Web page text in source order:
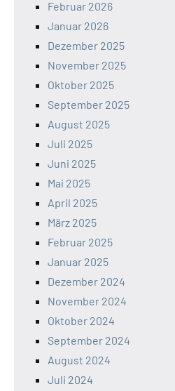
Februar 2026
Januar 2026
Dezember 2025
November 2025
Oktober 2025
September 2025
August 2025
Juli 2025
Juni 2025
Mai 2025
April 2025
März 2025
Februar 2025
Januar 2025
Dezember 2024
November 2024
Oktober 2024
September 2024
August 2024
Juli 2024